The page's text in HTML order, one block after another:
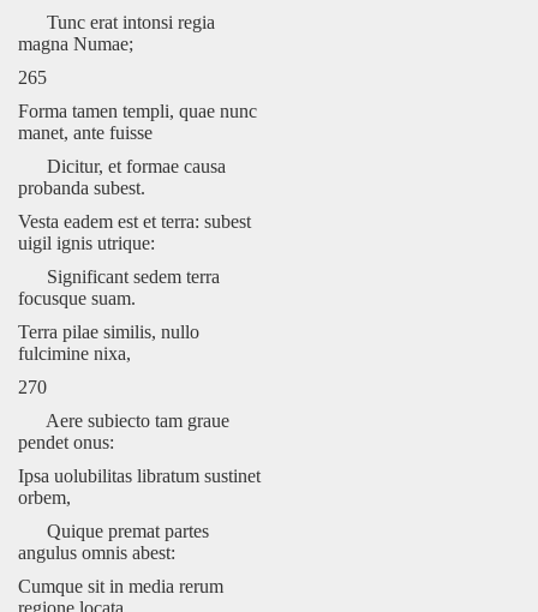
Tunc erat intonsi regia
magna Numae;
265
Forma tamen templi, quae nunc
manet, ante fuisse
Dicitur, et formae causa
probanda subest.
Vesta eadem est et terra: subest
uigil ignis utrique:
Significant sedem terra
focusque suam.
Terra pilae similis, nullo
fulcimine nixa,
270
Aere subiecto tam graue
pendet onus:
Ipsa uolubilitas libratum sustinet
orbem,
Quique premat partes
angulus omnis abest:
Cumque sit in media rerum
regione locata,